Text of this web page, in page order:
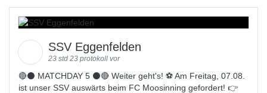
SSV Eggenfelden
23 std 23 protokoll vor
🔴⚫️ MATCHDAY 5 ⚫️🔴 Weiter geht's! ⚽ Am Freitag, 07.08.
ist unser SSV auswärts beim FC Moosinning gefordert! 👉